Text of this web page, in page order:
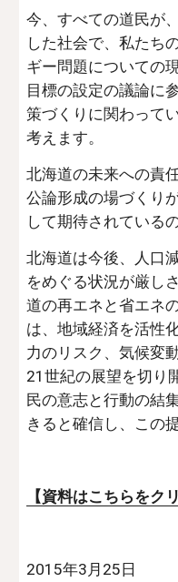
今、すべての道民が
した社会で、私たち
ギー問題についての
目標の設定の議論に
策づくりに関わって
考えます。
北海道の未来への責
公論形成の場づくり
して期待されている
北海道は今後、人口
をめぐる状況が厳し
道の再エネと省エネ
は、地域経済を活性
力のリスク、気候変
21世紀の展望を切り
民の意志と行動の結
きると確信し、この
【資料はこちらをク
2015年3月25日